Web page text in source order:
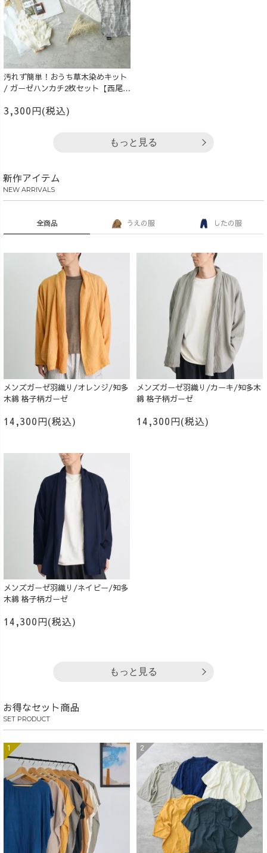
汚れず簡単！おうち草木染めキット
/ ガーゼハンカチ2枚セット【西尾の
3,300円(税込)
もっと見る
新作アイテム
NEW ARRIVALS
全商品 うえの服 したの服
メンズガーゼ羽織り/オレンジ/知多
木綿 格子柄ガーゼ
14,300円(税込)
メンズガーゼ羽織り/カーキ/知多木
綿 格子柄ガーゼ
14,300円(税込)
メンズガーゼ羽織り/ネイビー/知多
木綿 格子柄ガーゼ
14,300円(税込)
もっと見る
お得なセット商品
SET PRODUCT